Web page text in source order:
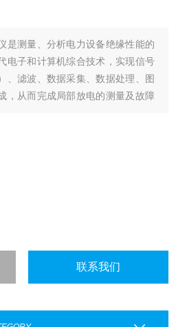
是测量、分析电力设备绝缘性能的
电子和计算机综合技术，实现信号
、滤波、数据采集、数据处理、图
，从而完成局部放电的测量及故障
联系我们